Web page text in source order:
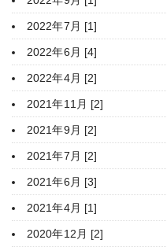
2022年7月 [1]
2022年6月 [4]
2022年4月 [2]
2021年11月 [2]
2021年9月 [2]
2021年7月 [2]
2021年6月 [3]
2021年4月 [1]
2020年12月 [2]